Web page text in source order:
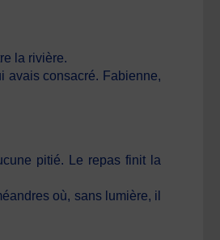
la rivière.
avais consacré. Fabienne,
pitié. Le repas finit la
où, sans lumière, il